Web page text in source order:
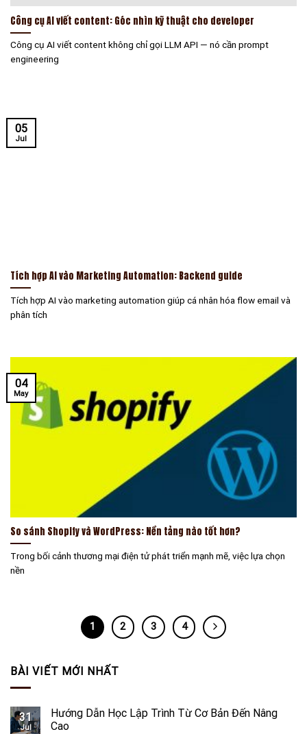
Công cụ AI viết content: Góc nhìn kỹ thuật cho developer
Công cụ AI viết content không chỉ gọi LLM API — nó cần prompt
engineering
Tích hợp AI vào Marketing Automation: Backend guide
Tích hợp AI vào marketing automation giúp cá nhân hóa flow email và
phân tích
05
Jul
So sánh Shopify và WordPress​: Nền tảng nào tốt hơn?
Trong bối cảnh thương mại điện tử phát triển mạnh mẽ, việc lựa chọn
nền
04
May
1 2 3 4
BÀI VIẾT MỚI NHẤT
31
Jul
Hướng Dẫn Học Lập Trình Từ Cơ Bản Đến Nâng
Cao